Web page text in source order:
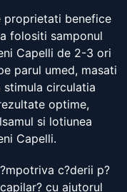
proprietati benefice
folositi samponul
Capelli de 2-3 ori
parul umed, masati
circulatia
optime,
si lotiunea
Capelli.
c?derii p?
cu ajutorul